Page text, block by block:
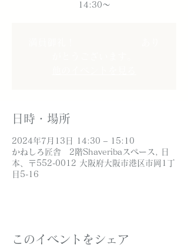
14:30～
日時・場所
2024年7月13日 14:30 – 15:10
かねしろ匠舎 2階Shaveribaスペース, 日
本、〒552-0012 大阪府大阪市港区市岡1丁
目5-16
このイベントをシェア